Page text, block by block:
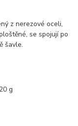
z nerezové oceli,
se spojují po
šavle.
g